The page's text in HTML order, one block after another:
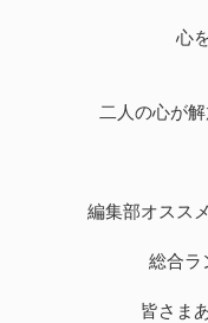
心
二人の心が
編集部オスス
総合ラ
皆さま